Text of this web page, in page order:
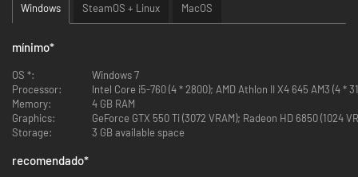
Windows SteamOS + Linux MacOS
mínimo*
OS *:
Windows 7
Processor:
Intel Core i5-760 (4 * 2800); AMD Athlon II X4 645 AM3 (4 *
Memory:
4 GB RAM
Graphics:
GeForce GTX 550 Ti (3072 VRAM); Radeon HD 6850 (1024
Storage:
3 GB available space
recomendado*